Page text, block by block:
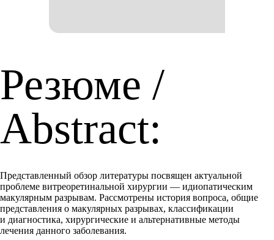
Резюме /
Abstract:
Представленный обзор литературы посвящен актуальной
проблеме витреоретинальной хирургии — идиопатическим
макулярным разрывам. Рассмотрены история вопроса, общие
представления о макулярных разрывах, классификации
и диагностика, хирургические и альтернативные методы
лечения данного заболевания.